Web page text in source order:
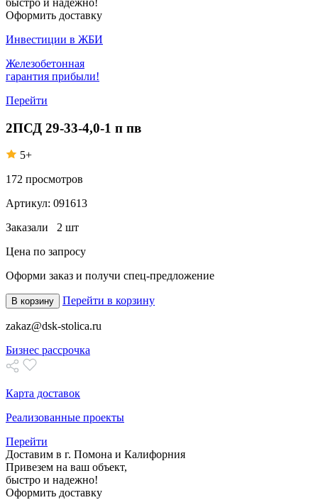
Оформить доставку
Инвестиции в ЖБИ
Железобетонная
гарантия прибыли!
Перейти
2ПСД 29-33-4,0-1 п пв
5+
172 просмотров
Артикул: 091613
Заказали 2 шт
Цена по запросу
Оформи заказ и получи спец-предложение
В корзину Перейти в корзину
zakaz@dsk-stolica.ru
Бизнес рассрочка
Карта доставок
Реализованные проекты
Перейти
Доставим в г. Помона и Калифорния
Привезем на ваш объект,
быстро и надежно!
Оформить доставку